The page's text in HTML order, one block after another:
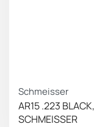
Schmeisser
AR15 .223
SCHMEISSER